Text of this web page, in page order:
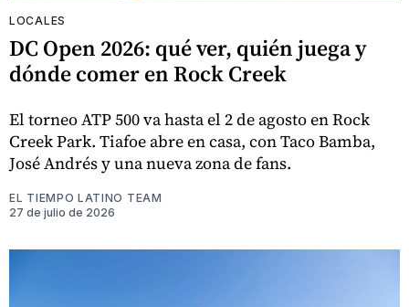
LOCALES
DC Open 2026: qué ver, quién juega y
dónde comer en Rock Creek
El torneo ATP 500 va hasta el 2 de agosto en Rock
Creek Park. Tiafoe abre en casa, con Taco Bamba,
José Andrés y una nueva zona de fans.
EL TIEMPO LATINO TEAM
27 de julio de 2026